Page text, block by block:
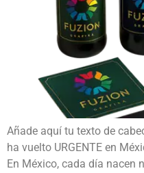
Añade aquí tu texto de
ha vuelto URGENTE en
En México, cada día nacen